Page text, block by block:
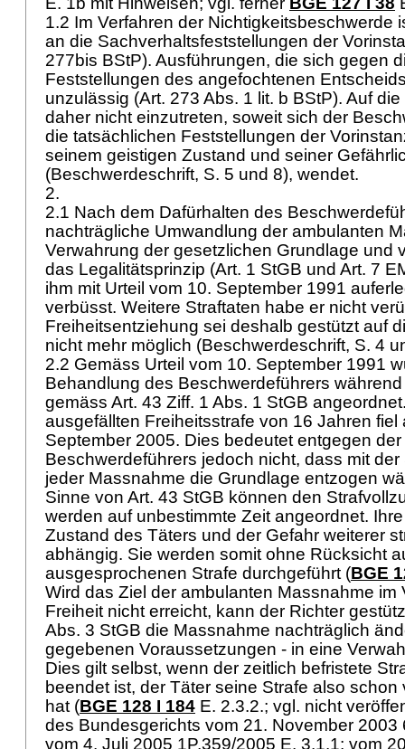
1.2 Im Verfahren der Nichtigkeitsbeschwerde
an die Sachverhaltsfeststellungen der
277bis BStP). Ausführungen, die sich gegen
Feststellungen des angefochtenen
unzulässig (Art. 273 Abs. 1 lit. b BStP). Auf
daher nicht einzutreten, soweit sich der
die tatsächlichen Feststellungen der
seinem geistigen Zustand und seiner
(Beschwerdeschrift, S. 5 und 8), wendet.
2.
2.1 Nach dem Dafürhalten des
nachträgliche Umwandlung der ambulanten
Verwahrung der gesetzlichen Grundlage und
das Legalitätsprinzip (Art. 1 StGB und Art. 7
ihm mit Urteil vom 10. September 1991
verbüsst. Weitere Straftaten habe er nicht
Freiheitsentziehung sei deshalb gestützt auf
nicht mehr möglich (Beschwerdeschrift, S. 4
2.2 Gemäss Urteil vom 10. September 1991
Behandlung des Beschwerdeführers
gemäss Art. 43 Ziff. 1 Abs. 1 StGB
ausgefällten Freiheitsstrafe von 16 Jahren fiel
September 2005. Dies bedeutet entgegen
Beschwerdeführers jedoch nicht, dass mit
jeder Massnahme die Grundlage entzogen
Sinne von Art. 43 StGB können den
werden auf unbestimmte Zeit angeordnet.
Zustand des Täters und der Gefahr weiterer
abhängig. Sie werden somit ohne Rücksicht
ausgesprochenen Strafe durchgeführt (BGE
Wird das Ziel der ambulanten Massnahme im
Freiheit nicht erreicht, kann der Richter
Abs. 3 StGB die Massnahme nachträglich
gegebenen Voraussetzungen - in eine
Dies gilt selbst, wenn der zeitlich befristete
beendet ist, der Täter seine Strafe also
hat (BGE 128 I 184 E. 2.3.2.; vgl. nicht
des Bundesgerichts vom 21. November 2003
vom 4. Juli 2005 1P.359/2005 E. 3.1.1; vom